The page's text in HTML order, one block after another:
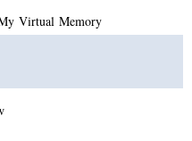
Virtual Memory